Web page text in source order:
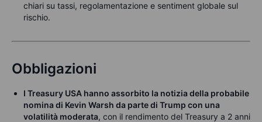
chiari su tassi, regolamentazione e sentiment globale sul
rischio.
Obbligazioni
I Treasury USA hanno assorbito la notizia della probabile
nomina di Kevin Warsh da parte di Trump con una
volatilità moderata, con il rendimento del Treasury a 2 anni